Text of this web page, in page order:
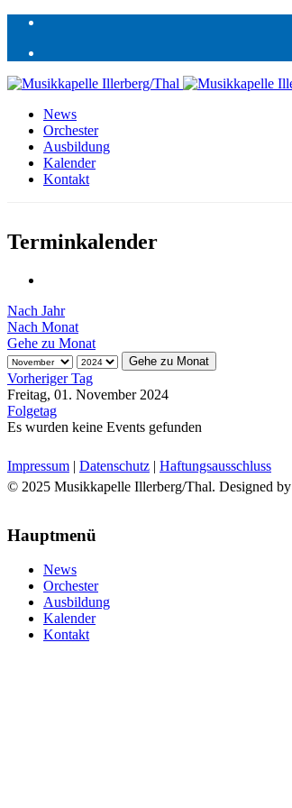
News
Orchester
Ausbildung
Kalender
Kontakt
Terminkalender
Nach Jahr
Nach Monat
Gehe zu Monat
Gehe zu Monat
Vorheriger Tag
Freitag, 01. November 2024
Folgetag
Es wurden keine Events gefunden
Impressum | Datenschutz | Haftungsausschluss
© 2025 Musikkapelle Illerberg/Thal. Designed by
Hauptmenü
News
Orchester
Ausbildung
Kalender
Kontakt